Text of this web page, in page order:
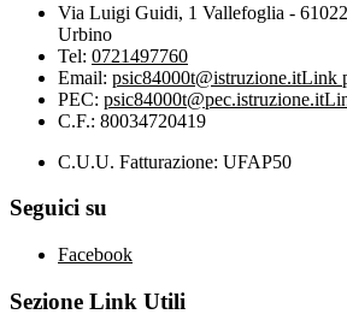
Via Luigi Guidi, 1 Vallefoglia -
Urbino
Tel: 0721497760
Email: psic84000t@istruzione.itLink
PEC: psic84000t@pec.istruzione.it
C.F.: 80034720419
C.U.U. Fatturazione: UFAP50
Seguici su
Facebook
Sezione Link Utili